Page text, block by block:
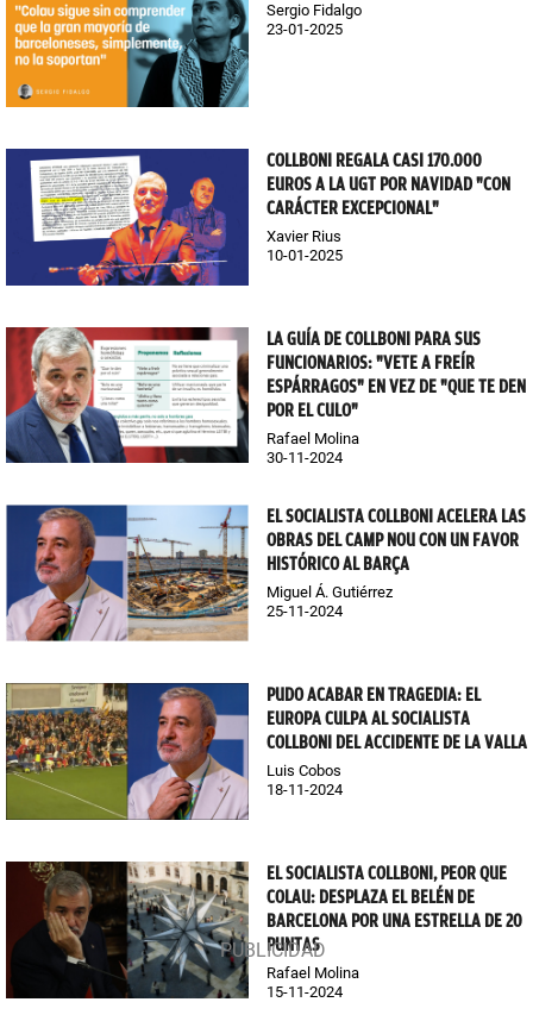
Sergio Fidalgo
23-01-2025
COLLBONI REGALA CASI 170.000
EUROS A LA UGT POR NAVIDAD "CON
CARÁCTER EXCEPCIONAL"
Xavier Rius
10-01-2025
LA GUÍA DE COLLBONI PARA SUS
FUNCIONARIOS: "VETE A FREÍR
ESPÁRRAGOS" EN VEZ DE "QUE TE DEN
POR EL CULO"
Rafael Molina
30-11-2024
EL SOCIALISTA COLLBONI ACELERA LAS
OBRAS DEL CAMP NOU CON UN FAVOR
HISTÓRICO AL BARÇA
Miguel Á. Gutiérrez
25-11-2024
PUDO ACABAR EN TRAGEDIA: EL
EUROPA CULPA AL SOCIALISTA
COLLBONI DEL ACCIDENTE DE LA VALLA
Luis Cobos
18-11-2024
EL SOCIALISTA COLLBONI, PEOR QUE
COLAU: DESPLAZA EL BELÉN DE
BARCELONA POR UNA ESTRELLA DE 20
PUNTAS
Rafael Molina
15-11-2024